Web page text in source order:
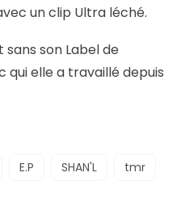
un clip Ultra léché.
son Label de
qui elle a travaillé depuis
E.P SHAN'L tmr